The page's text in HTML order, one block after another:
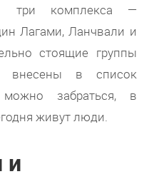
три комплекса —
Лагами, Ланчвали и
стоящие группы
внесены в список
забраться, в
живут люди.
и